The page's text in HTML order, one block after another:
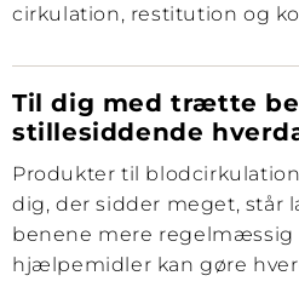
cirkulation, restitution og
Til dig med trætte
stillesiddende
Produkter til
dig, der sidder meget, står
benene mere
hjælpemidler kan gøre